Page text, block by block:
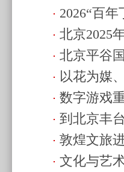
16:58)
2026“百
(2026.4.3
北京2025
北京平谷
体验
以花为媒
春日之旅
数字游戏
(2026.3.31
到北京丰
敦煌文旅
验
文化与艺